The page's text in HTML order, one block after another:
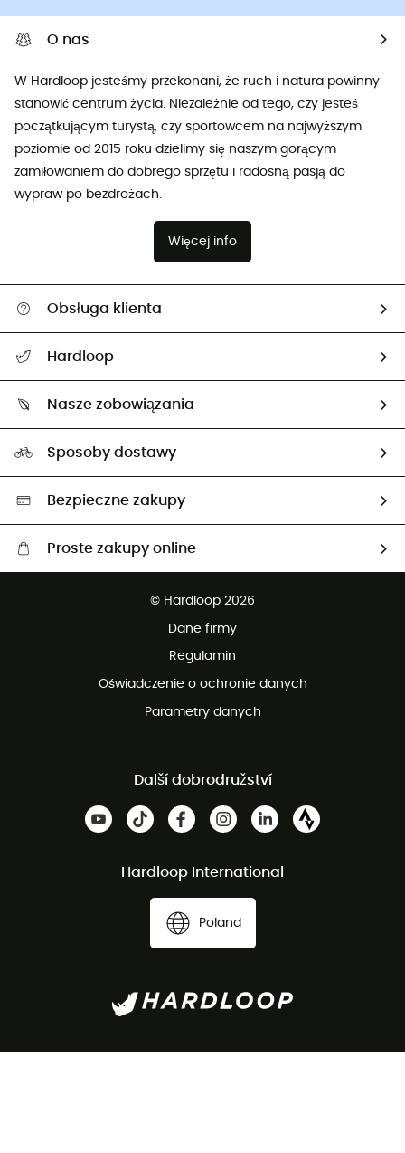
O nas
W Hardloop jesteśmy przekonani, że ruch i natura powinny
stanowić centrum życia. Niezależnie od tego, czy jesteś
początkującym turystą, czy sportowcem na najwyższym
poziomie od 2015 roku dzielimy się naszym gorącym
zamiłowaniem do dobrego sprzętu i radosną pasją do
wypraw po bezdrożach.
Więcej info
Obsługa klienta
Zwrot artykułów i zwrot środków
Hardloop
Ambasadorzy
Nasze zobowiązania
Wybrane produkty eko
Sposoby dostawy
Bezpieczne zakupy
Proste zakupy online
© Hardloop 2026
Dane firmy
Regulamin
Oświadczenie o ochronie danych
Parametry danych
Další dobrodružství
Hardloop International
Poland